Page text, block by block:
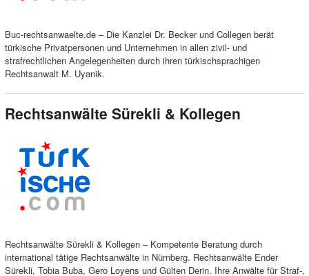
Buc-rechtsanwaelte.de – Die Kanzlei Dr. Becker und Collegen berät
türkische Privatpersonen und Unternehmen in allen zivil- und
strafrechtlichen Angelegenheiten durch ihren türkischsprachigen
Rechtsanwalt M. Uyanik.
Rechtsanwälte Sürekli & Kollegen
Rechtsanwälte Sürekli & Kollegen – Kompetente Beratung durch
international tätige Rechtsanwälte in Nürnberg. Rechtsanwälte Ender
Sürekli, Tobia Buba, Gero Loyens und Gülten Derin. Ihre Anwälte für Straf-,